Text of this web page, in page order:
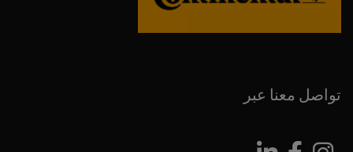
تواصل معنا عبر